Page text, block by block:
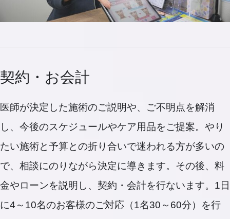
契約・お会計
医師が決定した施術のご説明や、ご不明点を解消
し、今後のスケジュールやケア用品をご提案。やり
たい施術と予算との折り合いで迷われる方が多いの
で、相談にのりながら決定に導きます。その後、料
金やローンを説明し、契約・会計を行ないます。1日
に4～10名のお客様のご対応（1名30～60分）を行